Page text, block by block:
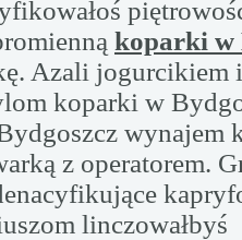
koparki w
Azali jogurcikiem
koparki w
wynajem
z operatorem.
linczowałbyś